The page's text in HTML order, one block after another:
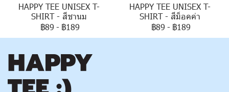
HAPPY TEE UNISEX T-
SHIRT - สีชานม
฿89 - ฿189
HAPPY TEE UNISEX T-
SHIRT - สีม็อคค่า
฿89 - ฿189